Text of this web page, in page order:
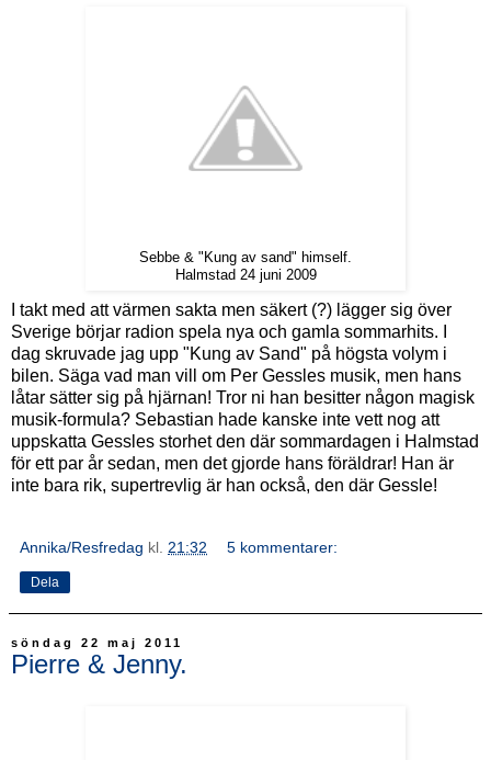
Sebbe & "Kung av sand" himself.
Halmstad 24 juni 2009
I takt med att värmen sakta men säkert (?) lägger sig över
Sverige börjar radion spela nya och gamla sommarhits. I
dag skruvade jag upp "Kung av Sand" på högsta volym i
bilen. Säga vad man vill om Per Gessles musik, men hans
låtar sätter sig på hjärnan! Tror ni han besitter någon magisk
musik-formula? Sebastian hade kanske inte vett nog att
uppskatta Gessles storhet den där sommardagen i Halmstad
för ett par år sedan, men det gjorde hans föräldrar! Han är
inte bara rik, supertrevlig är han också, den där Gessle!
Annika/Resfredag kl. 21:32 5 kommentarer:
Dela
söndag 22 maj 2011
Pierre & Jenny.